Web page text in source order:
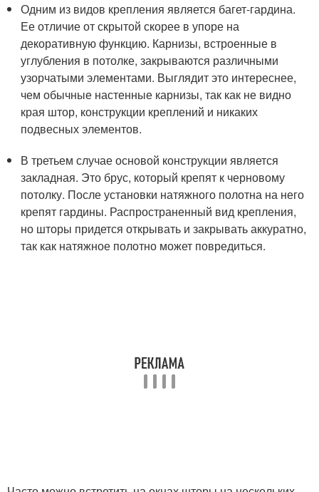
Одним из видов крепления является багет-гардина.
Ее отличие от скрытой скорее в упоре на
декоративную функцию. Карнизы, встроенные в
углубления в потолке, закрываются различными
узорчатыми элементами. Выглядит это интереснее,
чем обычные настенные карнизы, так как не видно
края штор, конструкции креплений и никаких
подвесных элементов.
В третьем случае основой конструкции является
закладная. Это брус, который крепят к черновому
потолку. После установки натяжного полотна на него
крепят гардины. Распространенный вид крепления,
но шторы придется открывать и закрывать аккуратно,
так как натяжное полотно может повредиться.